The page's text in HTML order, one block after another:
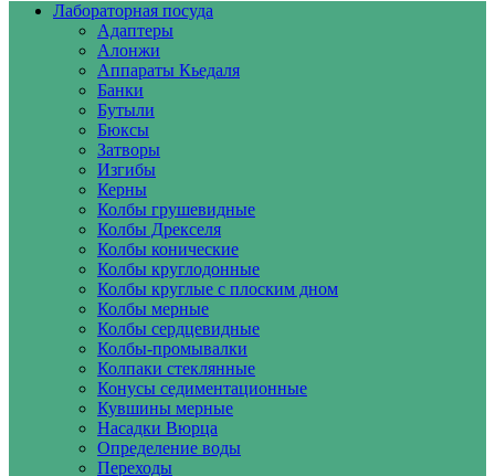
Лабораторная посуда
Адаптеры
Алонжи
Аппараты Кьедаля
Банки
Бутыли
Бюксы
Затворы
Изгибы
Керны
Колбы грушевидные
Колбы Дрекселя
Колбы конические
Колбы круглодонные
Колбы круглые с плоским дном
Колбы мерные
Колбы сердцевидные
Колбы-промывалки
Колпаки стеклянные
Конусы седиментационные
Кувшины мерные
Насадки Вюрца
Определение воды
Переходы